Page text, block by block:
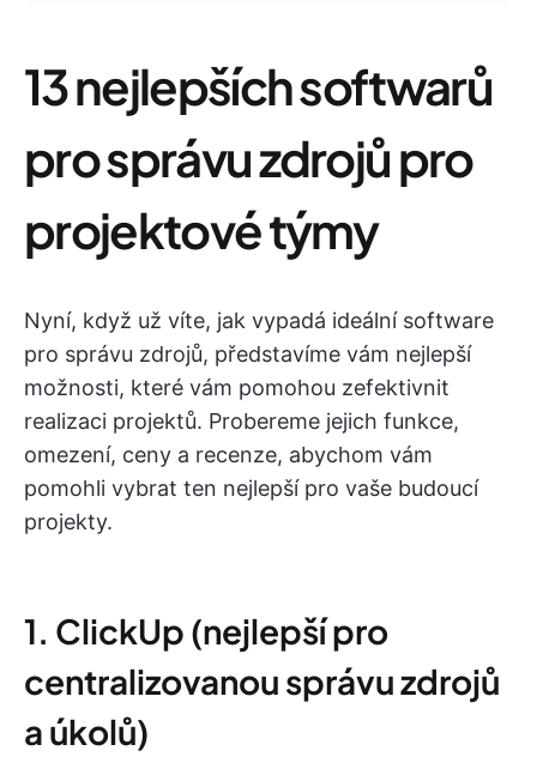
13 nejlepších softwarů
pro správu zdrojů pro
projektové týmy
Nyní, když už víte, jak vypadá ideální software
pro správu zdrojů, představíme vám nejlepší
možnosti, které vám pomohou zefektivnit
realizaci projektů. Probereme jejich funkce,
omezení, ceny a recenze, abychom vám
pomohli vybrat ten nejlepší pro vaše budoucí
projekty.
1. ClickUp (nejlepší pro
centralizovanou správu zdrojů
a úkolů)